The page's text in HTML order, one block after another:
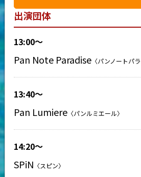
出演団体
13:00〜
Pan Note Paradise 〈パンノートパ
13:40〜
Pan Lumiere 〈パンルミエール〉
14:20〜
SPiN 〈スピン〉